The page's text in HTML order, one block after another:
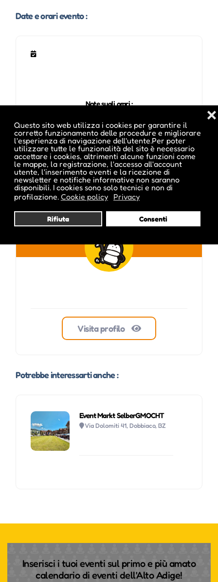
Questo sito web utilizza i cookies per garantire il
corretto funzionamento delle procedure e migliorare
l'esperienza di navigazione dell'utente.Per poter
utilizzare tutte le funzionalità del sito è necessario
accettare i cookies, altrimenti alcune funzioni come
le mappe, la registrazione, l'accesso all'account
utente, l'inserimento eventi e la ricezione di
newsletter e notifiche informative non saranno
disponibili. I cookies sono solo tecnici e non di
profilazione. Cookie policy Privacy
Rifiuta Consenti
❌
Date e orari evento :
Note sugli orari :
Pubblicato da :
Visita profilo
Potrebbe interessarti anche :
Event Markt SelberGMOCHT
Via Dolomiti 41, Dobbiaco, BZ
Inserisci i tuoi eventi sul primo e più amato
calendario di eventi dell'Alto Adige!